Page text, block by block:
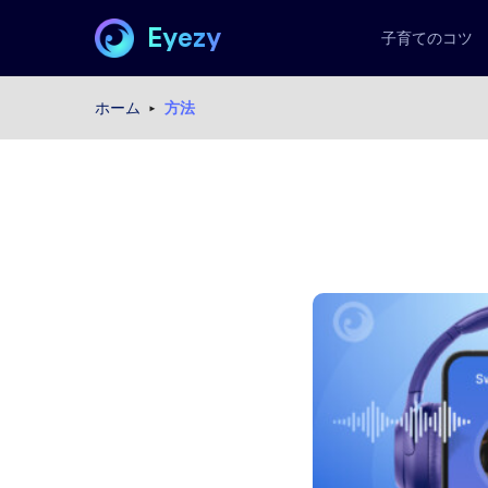
Eyezy 子育てのコツ
ホーム 方法